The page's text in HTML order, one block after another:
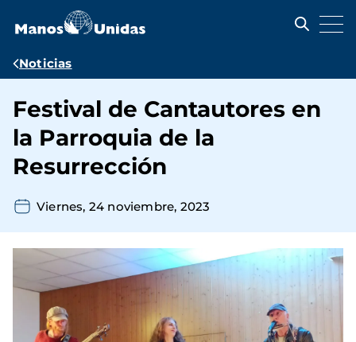
contenido
Ruta
navegación
Noticias
Festival de Cantautores en
la Parroquia de la
Resurrección
Viernes, 24 noviembre, 2023